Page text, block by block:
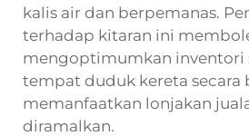
kalis air dan berpemanas.
terhadap kitaran ini
mengoptimumkan inventori
tempat duduk kereta secara
memanfaatkan lonjakan
diramalkan.